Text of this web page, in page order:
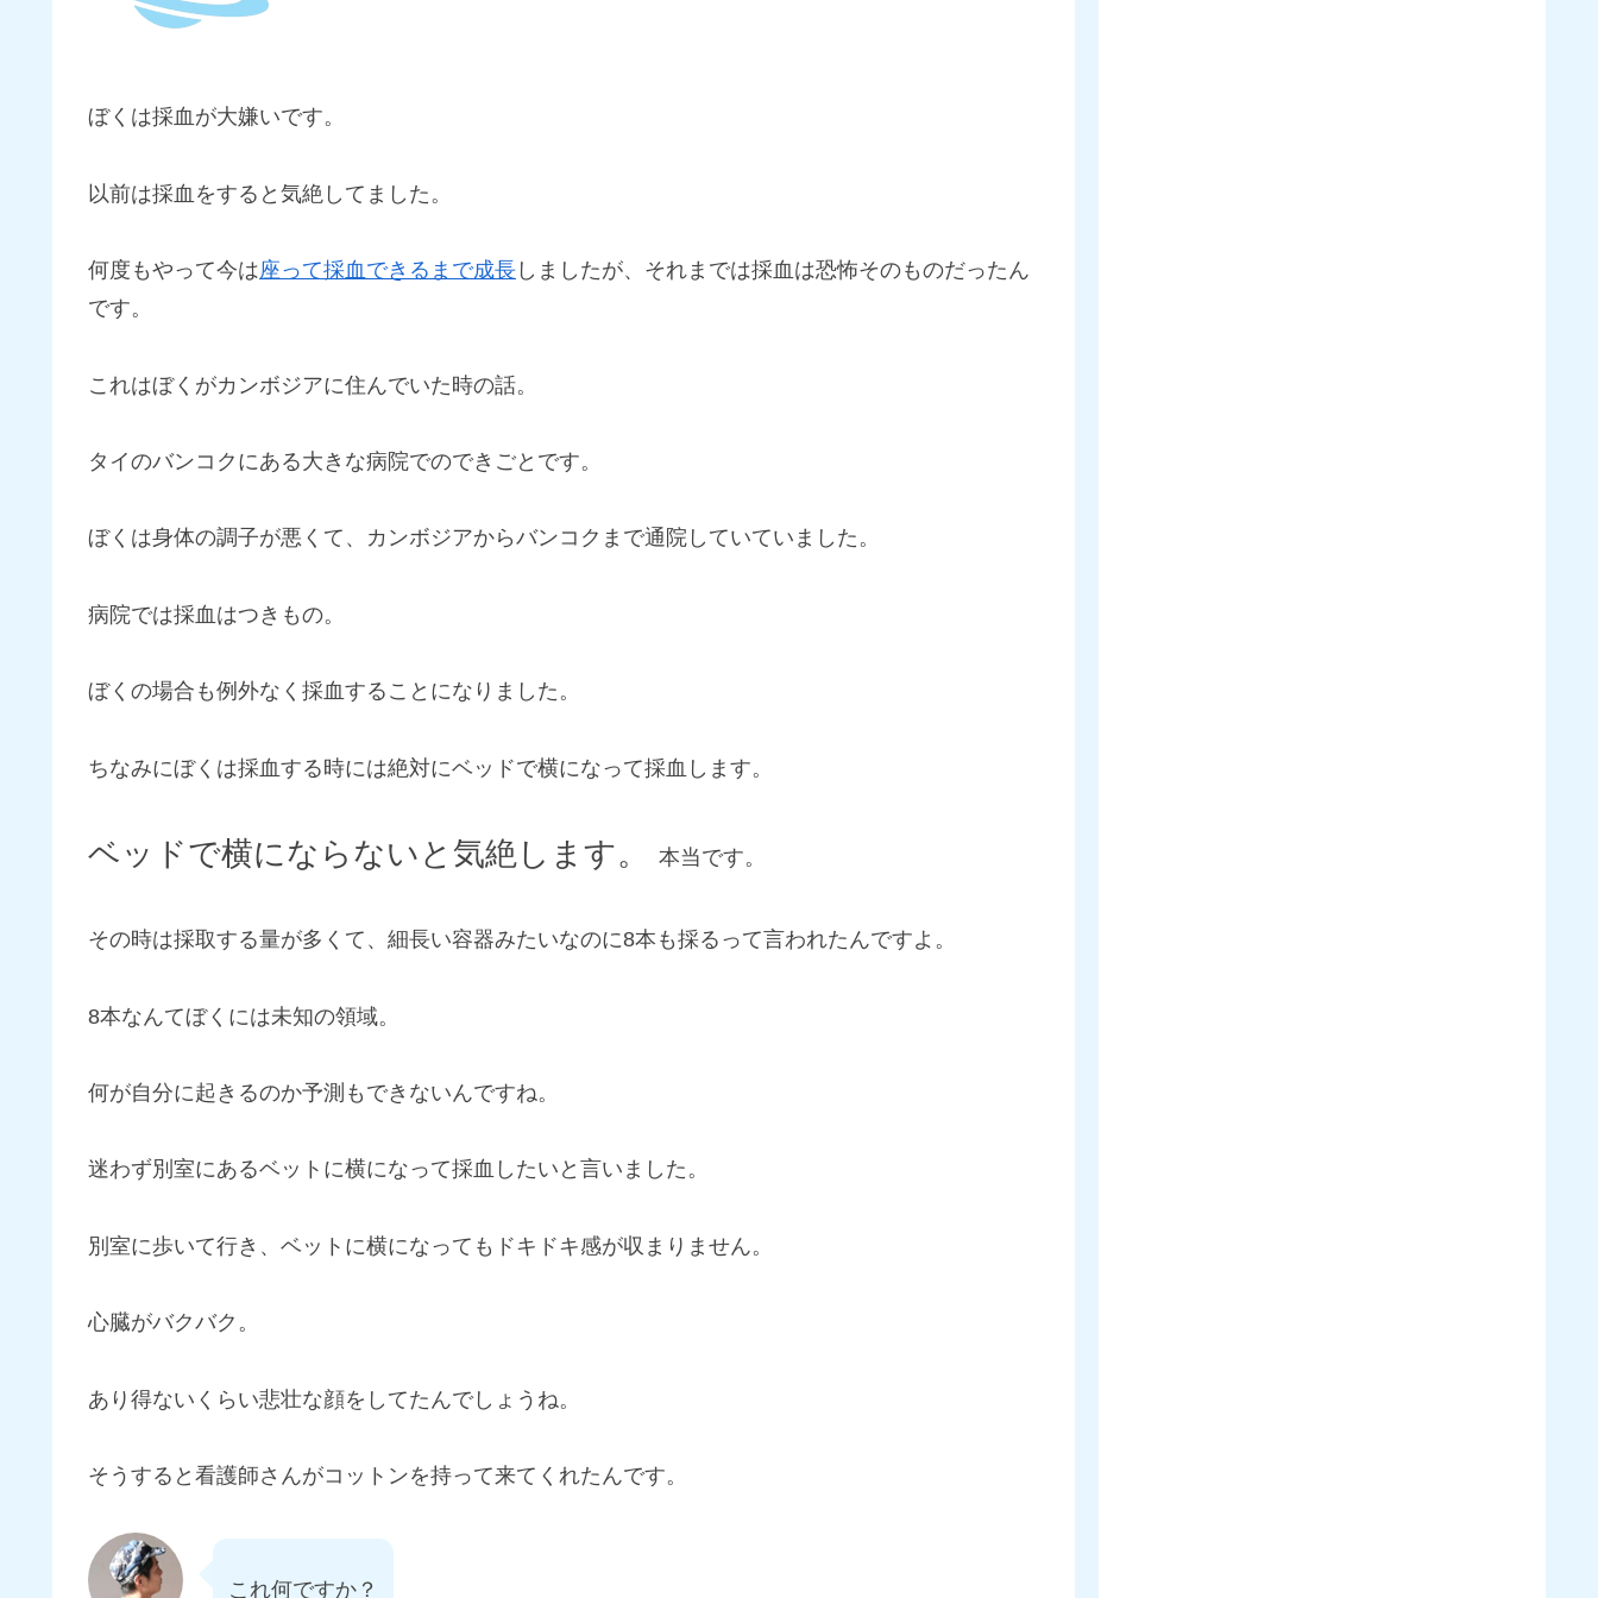
ぼくは採血が大嫌いです。
以前は採血をすると気絶してました。
何度もやって今は座って採血できるまで成長 しましたが、それまでは採血は恐怖そのものだったん
です。
これはぼくがカンボジアに住んでいた時の話。
タイのバンコクにある大きな病院でのできごとです。
ぼくは身体の調子が悪くて、カンボジアからバンコクまで通院していていました。
病院では採血はつきもの。
ぼくの場合も例外なく採血することになりました。
ちなみにぼくは採血する時には絶対にベッドで横になって採血します。
ベッドで横にならないと気絶します。 本当です。
その時は採取する量が多くて、細長い容器みたいなのに8本も採るって言われたんですよ。
8本なんてぼくには未知の領域。
何が自分に起きるのか予測もできないんですね。
迷わず別室にあるベットに横になって採血したいと言いました。
別室に歩いて行き、ベットに横になってもドキドキ感が収まりません。
心臓がバクバク。
あり得ないくらい悲壮な顔をしてたんでしょうね。
そうすると看護師さんがコットンを持って来てくれたんです。
これ何ですか？